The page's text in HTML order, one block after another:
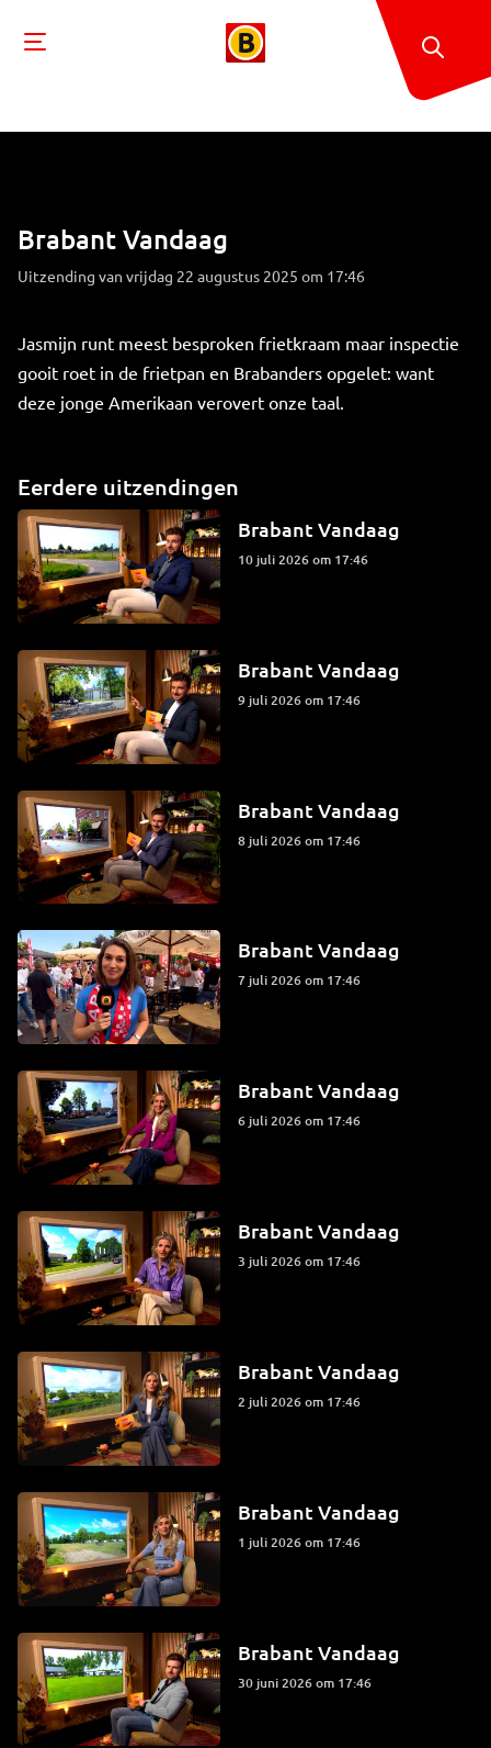
Brabant Vandaag
Uitzending van vrijdag 22 augustus 2025 om 17:46
Jasmijn runt meest besproken frietkraam maar inspectie
gooit roet in de frietpan en Brabanders opgelet: want
deze jonge Amerikaan verovert onze taal.
Eerdere uitzendingen
Brabant Vandaag
10 juli 2026 om 17:46
Brabant Vandaag
9 juli 2026 om 17:46
Brabant Vandaag
8 juli 2026 om 17:46
Brabant Vandaag
7 juli 2026 om 17:46
Brabant Vandaag
6 juli 2026 om 17:46
Brabant Vandaag
3 juli 2026 om 17:46
Brabant Vandaag
2 juli 2026 om 17:46
Brabant Vandaag
1 juli 2026 om 17:46
Brabant Vandaag
30 juni 2026 om 17:46